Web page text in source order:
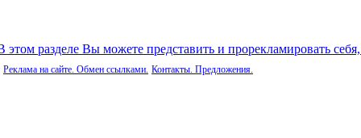
этом разделе Вы можете представить и прорекламировать
Реклама на сайте. Обмен ссылками. Контакты. Предложения.